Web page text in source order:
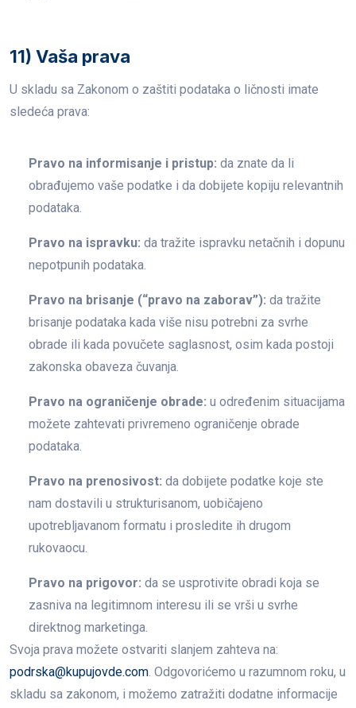
11) Vaša prava
U skladu sa Zakonom o zaštiti podataka o ličnosti imate
sledeća prava:
Pravo na informisanje i pristup: da znate da li
obrađujemo vaše podatke i da dobijete kopiju relevantnih
podataka.
Pravo na ispravku: da tražite ispravku netačnih i dopunu
nepotpunih podataka.
Pravo na brisanje (“pravo na zaborav”): da tražite
brisanje podataka kada više nisu potrebni za svrhe
obrade ili kada povučete saglasnost, osim kada postoji
zakonska obaveza čuvanja.
Pravo na ograničenje obrade: u određenim situacijama
možete zahtevati privremeno ograničenje obrade
podataka.
Pravo na prenosivost: da dobijete podatke koje ste
nam dostavili u strukturisanom, uobičajeno
upotrebljavanom formatu i prosledite ih drugom
rukovaocu.
Pravo na prigovor: da se usprotivite obradi koja se
zasniva na legitimnom interesu ili se vrši u svrhe
direktnog marketinga.
Svoja prava možete ostvariti slanjem zahteva na:
podrska@kupujovde.com. Odgovorićemo u razumnom roku, u
skladu sa zakonom, i možemo zatražiti dodatne informacije